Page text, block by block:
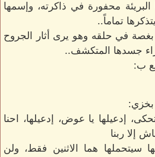
محفورة في ذاكرته، وإسمها
تماماً..
في حلقه وهو يرى أثار الجروح
جسدها المتكشف..
ب:
بخزي:
إدعيلها يا عوض، إدعيلها، احنا
إلا ربنا
سيتحملها هما الاثنين فقط، ولن